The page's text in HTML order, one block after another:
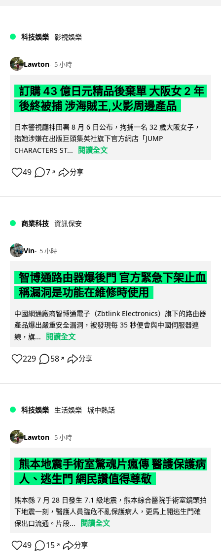
科技娛樂 影視娛樂
Lawton 5 小時
訂購 43 億日元精品後棄單 大阪女 2 年
後終被捕 涉海賊王,火影周邊產品
日本警視廳神田署 8 月 6 日公布，拘捕一名 32 歲大阪女子，
指她涉嫌在出版巨頭集英社旗下官方網店「JUMP
CHARACTERS ST...
閱讀全文
49 7 ↗ 分享
商業科技 資訊保安
Vin 5 小時
智博通路由器爆後門 官方緊急下架止血
稱漏洞是功能在維修時使用
中國網通廠商智博通電子（Zbtlink Electronics）旗下的路由器
產品爆出嚴重安全漏洞，被發現每 35 秒便會與中國伺服器連
線，旗...
閱讀全文
229 58 ↗ 分享
科技娛樂 生活娛樂 城中熱話
Lawton 5 小時
熊本地震手術室驚魂片瘋傳 醫護保護病
人、逃生門 網民讚值得尊敬
熊本縣 7 月 28 日發生 7.1 級地震，熊本綜合醫院手術室鏡頭拍
下地震一刻，醫護人員臨危不亂保護病人，更馬上開逃生門確
保出口流通。片段...
閱讀全文
49 15 ↗ 分享